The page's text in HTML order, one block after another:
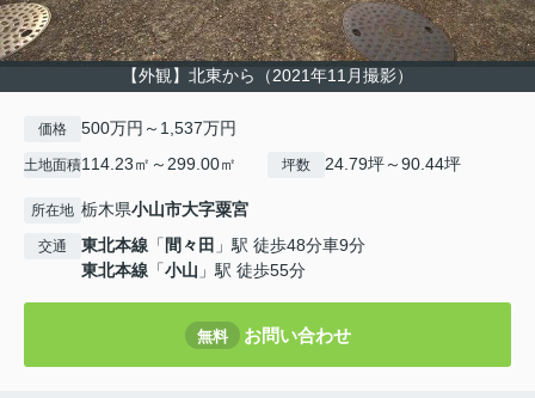
【外観】北東から（2021年11月撮影）
価格 500万円～1,537万円
土地面積114.23㎡～299.00㎡ 坪数 24.79坪～90.44坪
所在地 栃木県小山市大字粟宮
交通 東北本線 「 間々田 」駅 徒歩48分車9分
東北本線 「小山 」駅 徒歩55分
無料 お問い合わせ